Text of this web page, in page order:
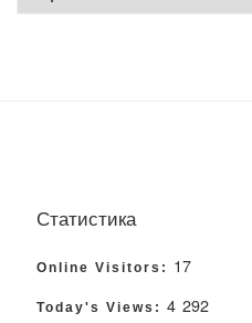
Статистика
Online Visitors: 17
Today's Views: 4 292